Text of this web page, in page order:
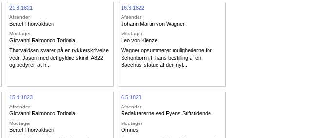
21.8.1821
Afsender
Bertel Thorvaldsen
Modtager
Giovanni Raimondo Torlonia
Thorvaldsen svarer på en rykkerskrivelse
vedr. Jason med det gyldne skind, A822,
og bedyrer, at h...
16.3.1822
Afsender
Johann Martin von Wagner
Modtager
Leo von Klenze
Wagner opsummerer mulighederne for
Schönborn ift. hans bestilling af en
Bacchus-statue af den nyl...
15.4.1823
Afsender
Giovanni Raimondo Torlonia
Modtager
Bertel Thorvaldsen
6.5.1823
Afsender
Redaktørerne ved Fyens Stiftstidende
Modtager
Omnes